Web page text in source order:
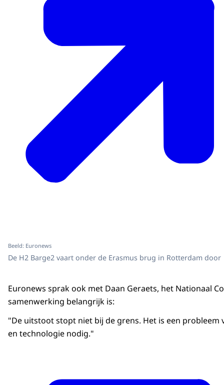
Beeld: Euronews
De H2 Barge2 vaart onder de Erasmus brug in Rotterdam door
Euronews sprak ook met Daan Geraets, het Nationaal
samenwerking belangrijk is:
"De uitstoot stopt niet bij de grens. Het is een
en technologie nodig."